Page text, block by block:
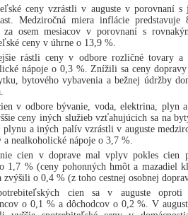
ceny vzrástli v auguste v porovnaní
Medziročná miera inflácie
za osem mesiacov v porovnaní s
ceny v úhrne o 13,9 %.
rástli ceny v odbore rozličné tovary
nápoje o 0,3 %. Znížili sa ceny
bytového vybavenia a bežnej údržby
v odbore bývanie, voda, elektrina,
ceny iných služieb vzťahujúcich sa na
plynu a iných palív vzrástli v auguste
a nealkoholické nápoje o 3,7 %.
cien v doprave mal vplyv pokles cien
1,7 % (ceny pohonných hmôt a mazadiel
zvýšili o 0,4 % (z toho cestnej osobnej
cien sa v auguste
o 0,1 % a dôchodcov o 0,2 %. V